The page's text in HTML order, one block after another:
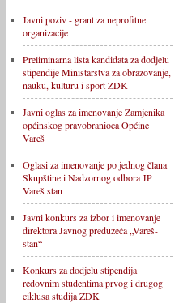
Javni poziv - grant za neprofitne
organizacije
Preliminarna lista kandidata za dodjelu
stipendije Ministarstva za obrazovanje,
nauku, kulturu i sport ZDK
Javni oglas za imenovanje Zamjenika
općinskog pravobranioca Općine
Vareš
Oglasi za imenovanje po jednog člana
Skupštine i Nadzornog odbora JP
Vareš stan
Javni konkurs za izbor i imenovanje
direktora Javnog preduzeća „Vareš-
stan“
Konkurs za dodjelu stipendija
redovnim studentima prvog i drugog
ciklusa studija ZDK